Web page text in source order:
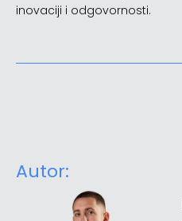
inovaciji i odgovornosti.
Autor: